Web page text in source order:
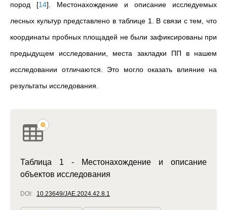
пород [14] . Местонахождение и описание исследуемых
лесных культур представлено в таблице 1. В связи с тем, что
координаты пробных площадей не были зафиксированы при
предыдущем исследовании, места закладки ПП в нашем
исследовании отличаются. Это могло оказать влияние на
результаты исследования.
Таблица 1 - Местонахождение и описание
объектов исследования
DOI: 10.23649/JAE.2024.42.8.1